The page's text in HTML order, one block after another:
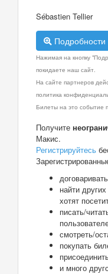
Sébastien Tellier
Подробности
Нажимая на кнопку
покидаете наш сайт.
На сайте партнеров
политика
Билеты на это событие
Получите
Макис.
Регистрируйтесь
найти
хотят
писать/
смотреть/
покупать
и много